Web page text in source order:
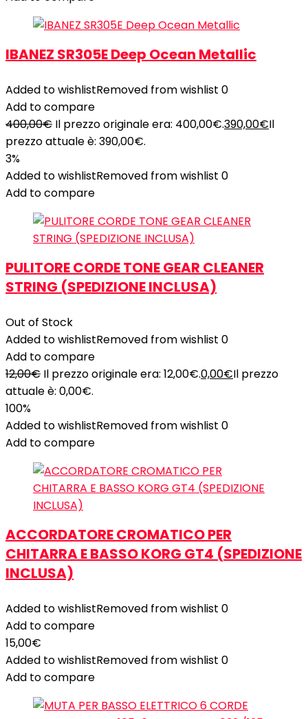
IBANEZ SR305E Deep Ocean Metallic
Added to wishlistRemoved from wishlist 0
Add to compare
400,00€ Il prezzo originale era: 400,00€.390,00€Il
prezzo attuale è: 390,00€.
3%
Added to wishlistRemoved from wishlist 0
Add to compare
PULITORE CORDE TONE GEAR CLEANER
STRING (SPEDIZIONE INCLUSA)
Out of Stock
Added to wishlistRemoved from wishlist 0
Add to compare
12,00€ Il prezzo originale era: 12,00€.0,00€Il prezzo
attuale è: 0,00€.
100%
Added to wishlistRemoved from wishlist 0
Add to compare
ACCORDATORE CROMATICO PER
CHITARRA E BASSO KORG GT4 (SPEDIZIONE
INCLUSA)
Added to wishlistRemoved from wishlist 0
Add to compare
15,00€
Added to wishlistRemoved from wishlist 0
Add to compare